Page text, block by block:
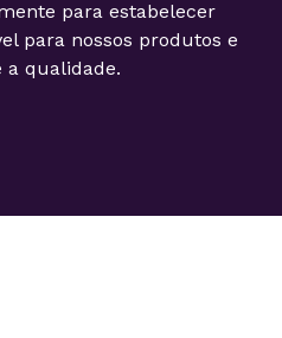
para estabelecer
para nossos produtos e
a qualidade.